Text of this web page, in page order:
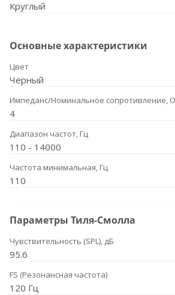
Круглый
Основные характеристики
Цвет
Черный
Импеданс/Номинальное сопротивление,
4
Диапазон частот, Гц
110 - 14000
Частота минимальная, Гц
110
Параметры Тиля-Смолла
Чувствительность (SPL), дБ
95.6
FS (Резонансная частота)
120 Гц